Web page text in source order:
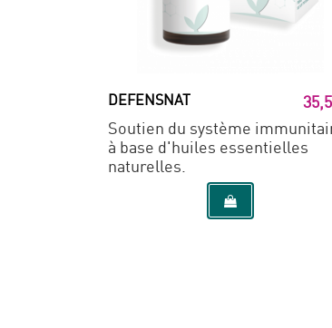
DEFENSNAT
Soutien du système
à base d'huiles essentielles
naturelles.